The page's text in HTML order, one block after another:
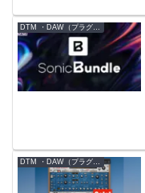
DTM ・DAW（プラグイン、シンセなど）のセール情報